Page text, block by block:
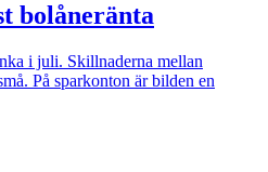
bolåneränta
i juli. Skillnaderna mellan
På sparkonton är bilden en